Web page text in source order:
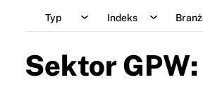
Typ Indeks
Sektor